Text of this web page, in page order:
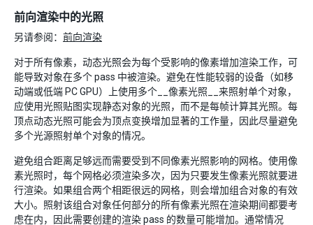
前向渲染中的光照
另请参阅： 前向渲染
对于所有像素，动态光照会为每个受影响的像素增加渲染工作，可
能导致对象在多个 pass 中被渲染。避免在性能较弱的设备（如移
动端或低端 PC GPU）上使用多个__像素光照__来照射单个对象，
应使用光照贴图实现静态对象的光照，而不是每帧计算其光照。每
顶点动态光照可能会为顶点变换增加显著的工作量，因此尽量避免
多个光源照射单个对象的情况。
避免组合距离足够远而需要受到不同像素光照影响的网格。使用像
素光照时，每个网格必须渲染多次，因为只要发生像素光照就要进
行渲染。如果组合两个相距很远的网格，则会增加组合对象的有效
大小。照射该组合对象任何部分的所有像素光照在渲染期间都要考
虑在内，因此需要创建的渲染 pass 的数量可能增加。通常情况